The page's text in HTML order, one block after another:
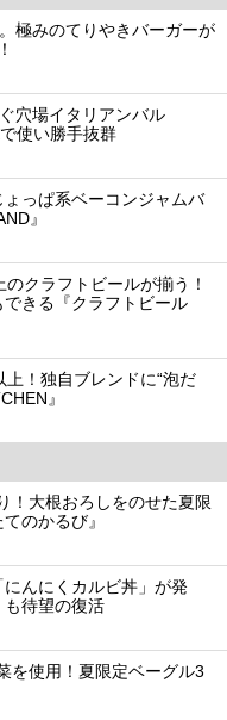
極みのてりやきバーガーが
穴場イタリアンバル
使い勝手抜群
っぱ系ベーコンジャムバ
』
クラフトビールが揃う！
きる『クラフトビール
！独自ブレンドに“泡だ
』
！大根おろしをのせた夏限
のかるび』
にんにくカルビ丼」が発
待望の復活
を使用！夏限定ベーグル3